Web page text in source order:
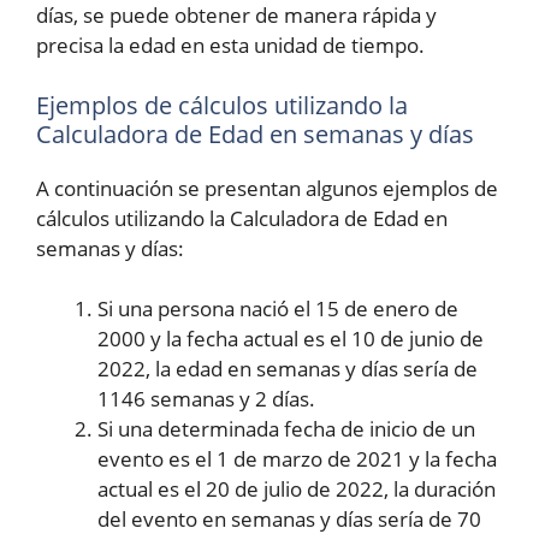
días, se puede obtener de manera rápida y
precisa la edad en esta unidad de tiempo.
Ejemplos de cálculos utilizando la
Calculadora de Edad en semanas y días
A continuación se presentan algunos ejemplos de
cálculos utilizando la Calculadora de Edad en
semanas y días:
Si una persona nació el 15 de enero de
2000 y la fecha actual es el 10 de junio de
2022, la edad en semanas y días sería de
1146 semanas y 2 días.
Si una determinada fecha de inicio de un
evento es el 1 de marzo de 2021 y la fecha
actual es el 20 de julio de 2022, la duración
del evento en semanas y días sería de 70